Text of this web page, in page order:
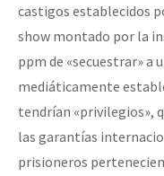
castigos establecidos
show montado por la
ppm de «secuestrar» a
mediáticamente
tendrían «privilegios»,
las garantías
prisioneros